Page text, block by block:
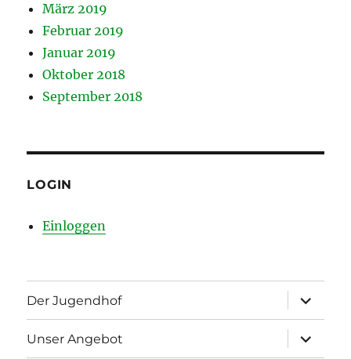
März 2019
Februar 2019
Januar 2019
Oktober 2018
September 2018
LOGIN
Einloggen
Der Jugendhof
öffnen
Unser Angebot
öffnen